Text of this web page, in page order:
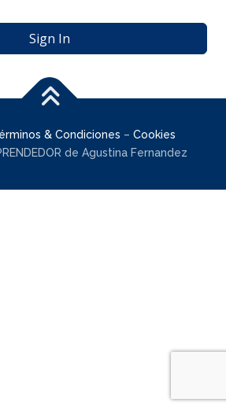
Sign In
& Condiciones – Cookies
de Agustina Fernandez